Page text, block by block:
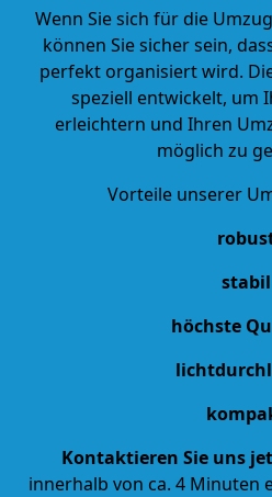
Wenn Sie sich für die
können Sie sicher sein,
perfekt organisiert wird.
speziell entwickelt, um
erleichtern und Ihren
möglich zu
Vorteile unserer
stabil
höchste
Kontaktieren Sie uns
innerhalb von ca. 4 Minuten